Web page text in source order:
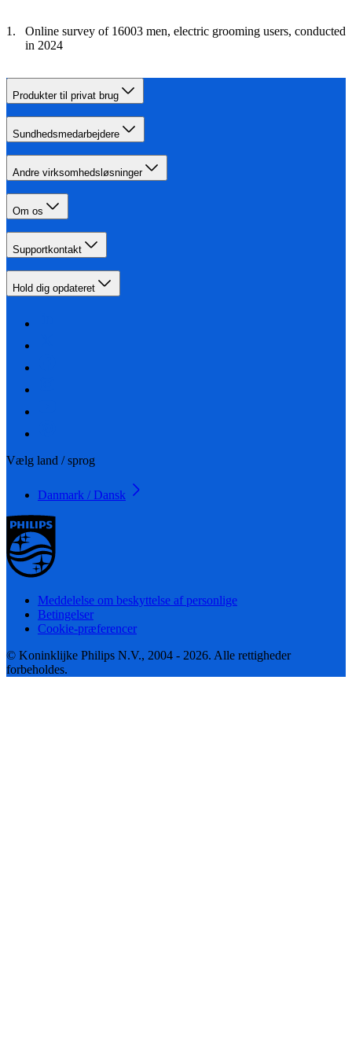
Online survey of 16003 men, electric grooming users, conducted
in 2024
Produkter til privat brug
Sundhedsmedarbejdere
Andre virksomhedsløsninger
Om os
Supportkontakt
Hold dig opdateret
Vælg land / sprog
Danmark / Dansk
Meddelelse om beskyttelse af personlige
Betingelser
Cookie-præferencer
© Koninklijke Philips N.V., 2004 - 2026. Alle rettigheder
forbeholdes.